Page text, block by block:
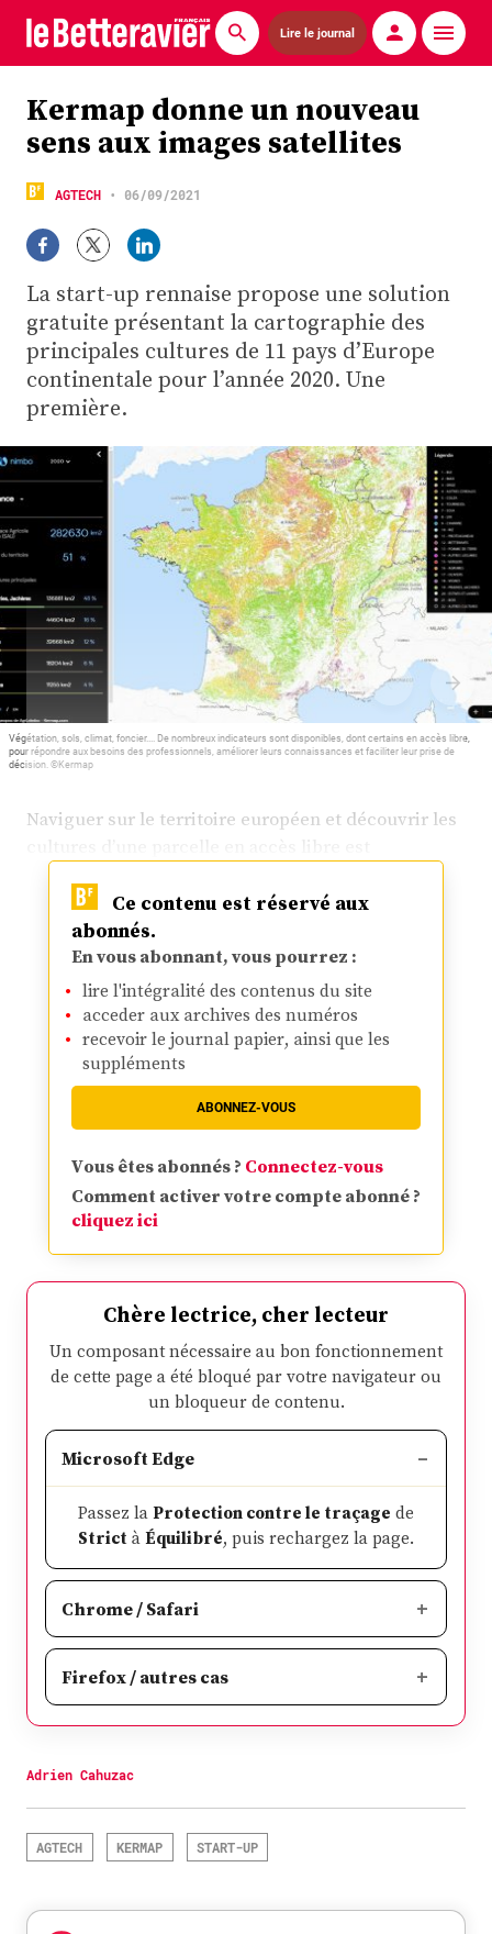
Lire le journal
Actualités
Économie
Agronomie
Matériels
La technique ITB
Pommes de terre
Guides pratiques
Chasse
Kermap donne un nouveau
sens aux images satellites
AGTECH • 06/09/2021
La start-up rennaise propose une solution
gratuite présentant la cartographie des
principales cultures de 11 pays d’Europe
continentale pour l’année 2020. Une
première.
Végétation, sols, climat, foncier.... De nombreux indicateurs sont disponibles, dont certains en accès libre,
pour répondre aux besoins des professionnels, améliorer leurs connaissances et faciliter leur prise de
décision. ©Kermap
Naviguer sur le territoire européen et découvrir les
Ce contenu est réservé aux
abonnés.
En vous abonnant, vous pourrez :
lire l'intégralité des contenus du site
acceder aux archives des numéros
recevoir le journal papier, ainsi que les
suppléments
ABONNEZ-VOUS
Vous êtes abonnés ? Connectez-vous
Comment activer votre compte abonné ?
cliquez ici
Chère lectrice, cher lecteur
Un composant nécessaire au bon fonctionnement
de cette page a été bloqué par votre navigateur ou
un bloqueur de contenu.
Microsoft Edge
Passez laProtection contre le traçage de
StrictàÉquilibré, puis rechargez la page.
Chrome / Safari
Firefox / autres cas
Adrien Cahuzac
AGTECH KERMAP START-UP